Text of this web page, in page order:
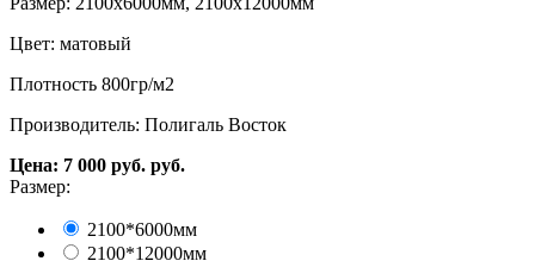
Цвет: матовый
Плотность 800гр/м2
Производитель: Полигаль Восток
Цена: 7 000 руб. руб.
Размер:
2100*6000мм
2100*12000мм